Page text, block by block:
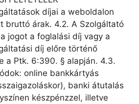
díjai a weboldalon
bruttó árak. 4.2. A Szolgáltató
jogot a foglalási díj vagy a
díj előre történő
a Ptk. 6:390. § alapján. 4.3.
online bankkártyás
banki átutalás
készpénzzel, illetve